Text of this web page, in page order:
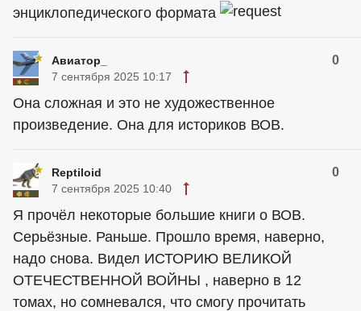
энциклопедического формата
Авиатор_ 0
7 сентября 2025 10:17
Она сложная и это не художественное
произведение. Она для историков ВОВ.
Reptiloid 0
7 сентября 2025 10:40
Я прочёл некоторые большие книги о ВОВ.
Серьёзные. Раньше. Прошло время, наверно,
надо снова. Видел ИСТОРИЮ ВЕЛИКОЙ
ОТЕЧЕСТВЕННОЙ ВОЙНЫ , наверно в 12
томах, но сомневался, что смогу прочитать